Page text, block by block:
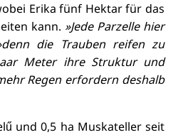
Erika fünf Hektar für das
kann. »Jede Parzelle hier
die Trauben reifen zu
Meter ihre Struktur und
Regen erfordern deshalb
und 0,5 ha Muskateller seit